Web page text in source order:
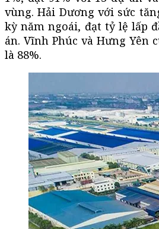
vùng. Hải Dương với sức
kỳ năm ngoái, đạt tỷ lệ lấp
án. Vĩnh Phúc và Hưng Yên
là 88%.